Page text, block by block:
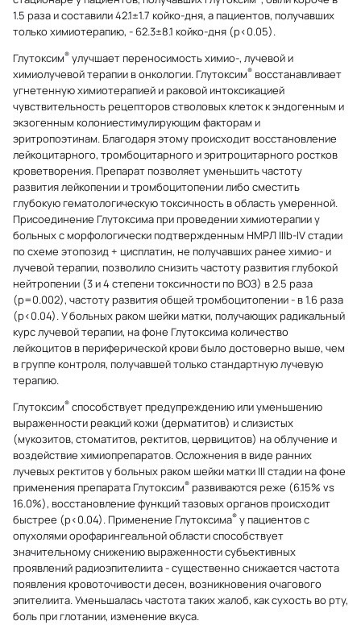
1.5 раза и составили 42.1±1.7 койко-дня, а пациентов, получавших
только химиотерапию, - 62.3±8.1 койко-дня (р<0.05).
Глутоксим® улучшает переносимость химио-, лучевой и
химиолучевой терапии в онкологии. Глутоксим® восстанавливает
угнетенную химиотерапией и раковой интоксикацией
чувствительность рецепторов стволовых клеток к эндогенным и
экзогенным колониестимулирующим факторам и
эритропоэтинам. Благодаря этому происходит восстановление
лейкоцитарного, тромбоцитарного и эритроцитарного ростков
кроветворения. Препарат позволяет уменьшить частоту
развития лейкопении и тромбоцитопении либо сместить
глубокую гематологическую токсичность в область умеренной.
Присоединение Глутоксима при проведении химиотерапии у
больных с морфологически подтвержденным НМРЛ IIIb-IV стадии
по схеме этопозид + цисплатин, не получавших ранее химио- и
лучевой терапии, позволило снизить частоту развития глубокой
нейтропении (3 и 4 степени токсичности по ВОЗ) в 2.5 раза
(р=0.002), частоту развития общей тромбоцитопении - в 1.6 раза
(р<0.04). У больных раком шейки матки, получающих радикальный
курс лучевой терапии, на фоне Глутоксима количество
лейкоцитов в периферической крови было достоверно выше, чем
в группе контроля, получавшей только стандартную лучевую
терапию.
Глутоксим® способствует предупреждению или уменьшению
выраженности реакций кожи (дерматитов) и слизистых
(мукозитов, стоматитов, ректитов, цервицитов) на облучение и
воздействие химиопрепаратов. Осложнения в виде ранних
лучевых ректитов у больных раком шейки матки III стадии на фоне
применения препарата Глутоксим® развиваются реже (6.15% vs
16.0%), восстановление функций тазовых органов происходит
быстрее (р<0.04). Применение Глутоксима® у пациентов с
опухолями орофарингеальной области способствует
значительному снижению выраженности субъективных
проявлений радиоэпителиита - существенно снижается частота
появления кровоточивости десен, возникновения очагового
эпителиита. Уменьшалась частота таких жалоб, как сухость во рту,
боль при глотании, изменение вкуса.